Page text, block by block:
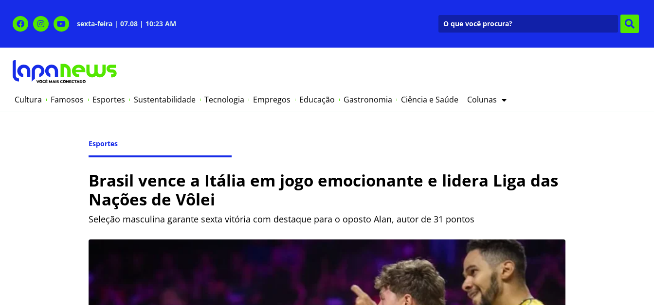
sexta-feira | 07.08 | 10:23 AM
Cultura Famosos Esportes Sustentabilidade Tecnologia Empregos Educação Gastronomia Ciência e Saúde Colunas
Esportes
Brasil vence a Itália em jogo emocionante e lidera Liga das
Nações de Vôlei
Seleção masculina garante sexta vitória com destaque para o oposto Alan, autor de 31 pontos